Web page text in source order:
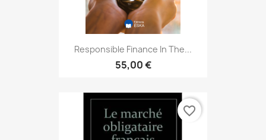
Responsible Finance In The...
55,00 €
favorite_border